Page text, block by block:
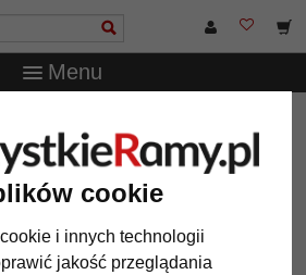
cookie
i innych technologii
jakość przeglądania
Menu
Pantera na wymiar
do obrazu